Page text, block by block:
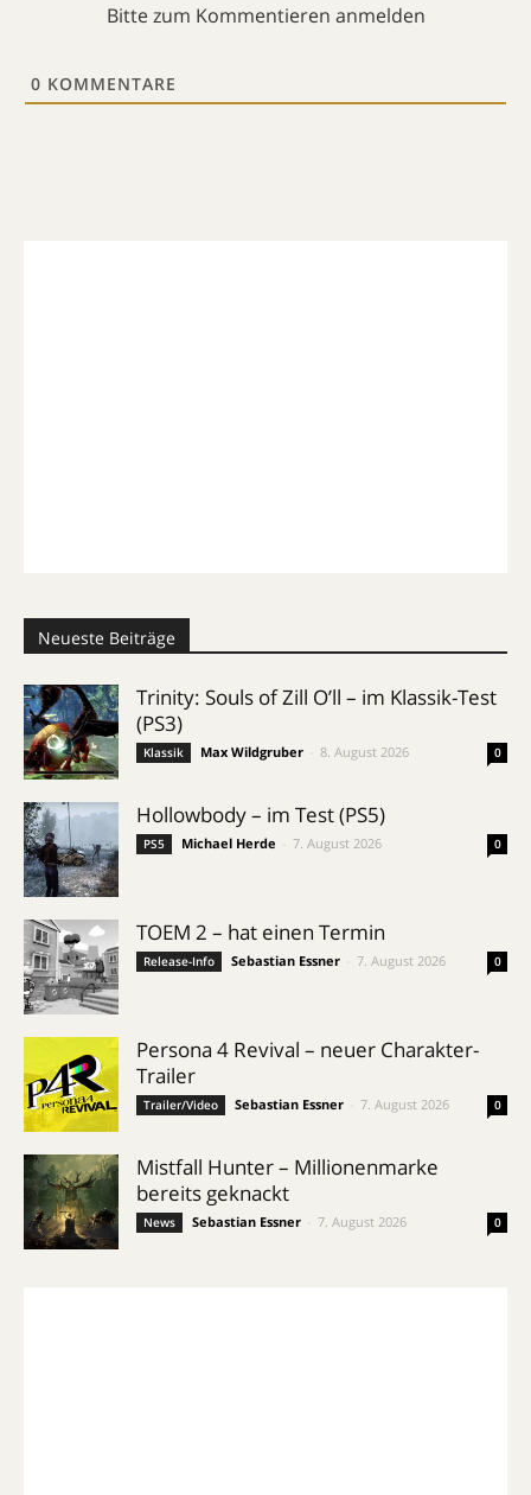
Bitte zum Kommentieren anmelden
0 KOMMENTARE
Neueste Beiträge
Trinity: Souls of Zill O’ll – im Klassik-Test
(PS3)
Klassik Max Wildgruber 8. August 2026 0
Hollowbody – im Test (PS5)
PS5 Michael Herde 7. August 2026 0
TOEM 2 – hat einen Termin
Release-Info Sebastian Essner 7. August 2026 0
Persona 4 Revival – neuer Charakter-
Trailer
Trailer/Video Sebastian Essner 7. August 2026 0
Mistfall Hunter – Millionenmarke
bereits geknackt
News Sebastian Essner 7. August 2026 0